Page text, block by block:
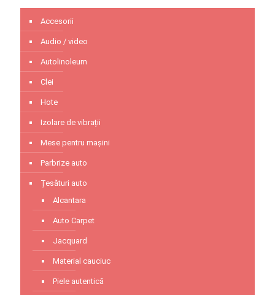
Accesorii
Audio / video
Autolinoleum
Clei
Hote
Izolare de vibrații
Mese pentru mașini
Parbrize auto
Țesături auto
Alcantara
Auto Carpet
Jacquard
Material cauciuc
Piele autentică